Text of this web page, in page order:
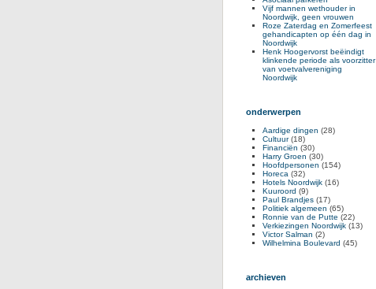
Vijf mannen wethouder in
Noordwijk, geen vrouwen
Roze Zaterdag en Zomerfeest
gehandicapten op één dag in
Noordwijk
Henk Hoogervorst beëindigt
klinkende periode als voorzitter
van voetvalvereniging
Noordwijk
onderwerpen
Aardige dingen (28)
Cultuur(18)
Financiën (30)
Harry Groen (30)
Hoofdpersonen (154)
Horeca (32)
Hotels Noordwijk (16)
Kuuroord (9)
Paul Brandjes (17)
Politiek algemeen (65)
Ronnie van de Putte (22)
Verkiezingen Noordwijk (13)
Victor Salman (2)
Wilhelmina Boulevard (45)
archieven